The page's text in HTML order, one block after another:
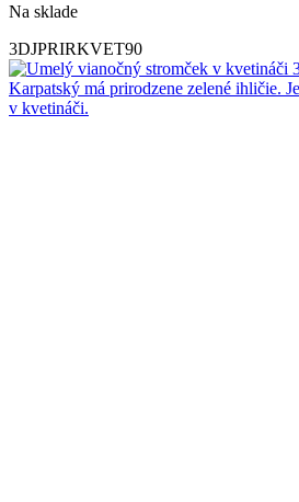
Na sklade
3DJPRIRKVET90